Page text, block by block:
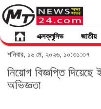
এক্সক্লুসিভ জাতীয়
শনিবার, ১৬ মে, ২০২৬, ১০:৩১:৩৭
নিয়োগ বিজ্ঞপ্তি দিয়েছে
অভিজ্ঞতা